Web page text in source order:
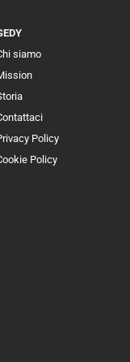
siamo
Policy
Policy